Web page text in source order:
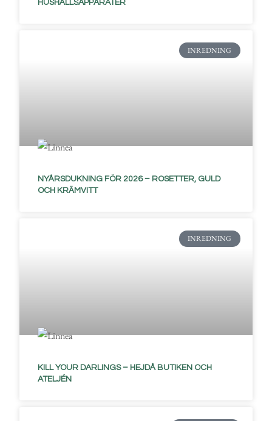
HUSHÅLLSAPPARATER
INREDNING
NYÅRSDUKNING FÖR 2026 – ROSETTER, GULD
OCH KRÄMVITT
INREDNING
KILL YOUR DARLINGS – HEJDÅ BUTIKEN OCH
ATELJÉN